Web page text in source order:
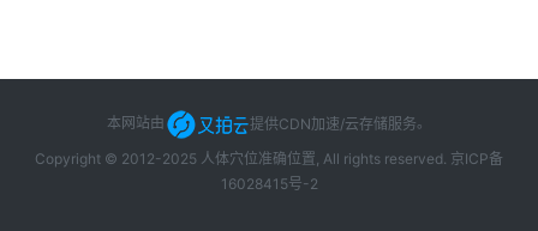
本网站由 提供CDN加速/云存储服务。
Copyright © 2012-2025 人体穴位准确位置, All rights reserved. 京ICP备
16028415号-2